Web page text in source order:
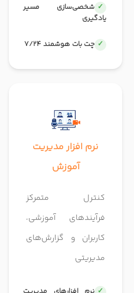
شخصی‌سازی مسیر
یادگیری
چت بات هوشمند 7/24
نرم افزار مدیریت
آموزش
کنترل متمرکز
فرآیندهای آموزشی،
کاربران و گزارش‌های
مدیریتی